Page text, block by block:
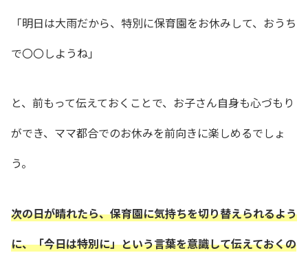
「明日は大雨だから、特別に保育園をお休みして、おうち
で〇〇しようね」
と、前もって伝えておくことで、お子さん自身も心づもり
ができ、ママ都合でのお休みを前向きに楽しめるでしょ
う。
次の日が晴れたら、保育園に気持ちを切り替えられるよう
に、「今日は特別に」という言葉を意識して伝えておくの